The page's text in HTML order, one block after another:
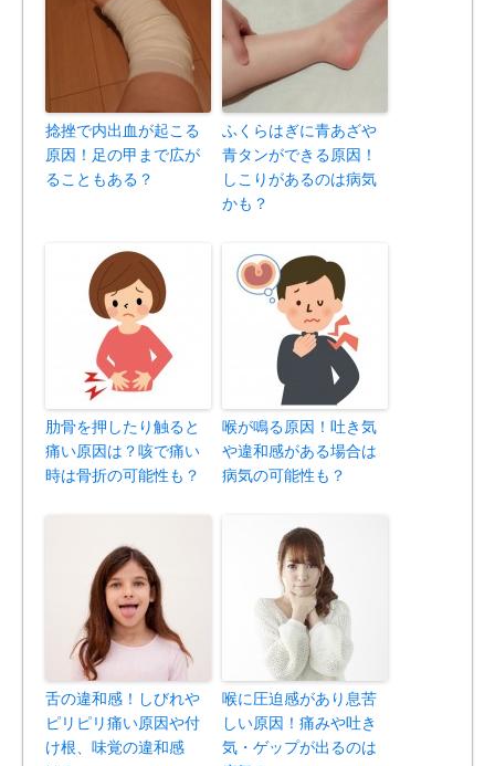
捻挫で内出血が起こる
原因！足の甲まで広が
ることもある？
ふくらはぎに青あざや
青タンができる原因！
しこりがあるのは病気
かも？
肋骨を押したり触ると
痛い原因は？咳で痛い
時は骨折の可能性も？
喉が鳴る原因！吐き気
や違和感がある場合は
病気の可能性も？
舌の違和感！しびれや
ピリピリ痛い原因や付
け根、味覚の違和感
喉に圧迫感があり息苦
しい原因！痛みや吐き
気・ゲップが出るのは